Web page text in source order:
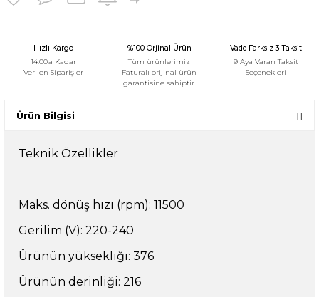
Hızlı Kargo
14:00'a Kadar
Verilen Siparişler
%100 Orjinal Ürün
Tüm ürünlerimiz
Faturalı orijinal ürün
garantisine sahiptir.
Vade Farksız 3 Taksit
9 Aya Varan Taksit
Seçenekleri
Ürün Bilgisi
Teknik Özellikler
Maks. dönüş hızı (rpm): 11500
Gerilim (V): 220-240
Ürünün yüksekliği: 376
Ürünün derinliği: 216